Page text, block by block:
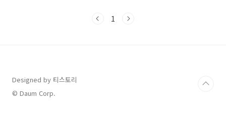
스럽게 무릎에 이상이 생겨 상당기간동안 버스로 이동을 했습니다. 뉴질
1
Designed by 티스토리
© Daum Corp.